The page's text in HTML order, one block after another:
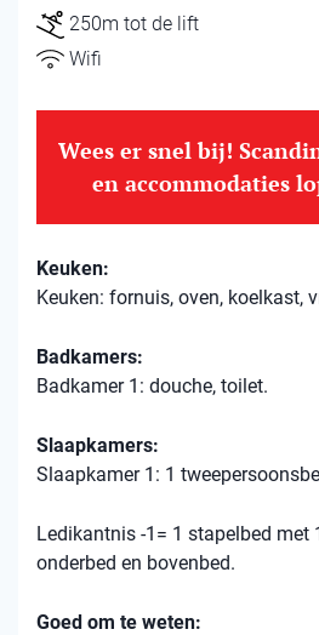
250m tot de lift
Wifi
Wees er snel bij!
en accommodaties
Keuken:
Keuken: fornuis, oven, koelkast,
Badkamers:
Badkamer 1: douche, toilet.
Slaapkamers:
Slaapkamer 1: 1
Ledikantnis -1= 1 stapelbed met
onderbed en bovenbed.
Goed om te weten: